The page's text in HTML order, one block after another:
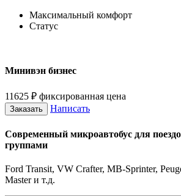
Максимальный комфорт
Статус
Минивэн бизнес
11625 ₽ фиксированная цена
Заказать Написать
Современный микроавтобус для
группами
Ford Transit, VW Crafter, MB-Sprinter,
Master и т.д.